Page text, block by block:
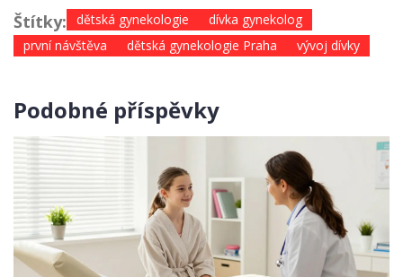
Štítky: dětská gynekologie
dívka gynekolog
první návštěva
dětská gynekologie Praha vývoj dívky
Podobné příspěvky